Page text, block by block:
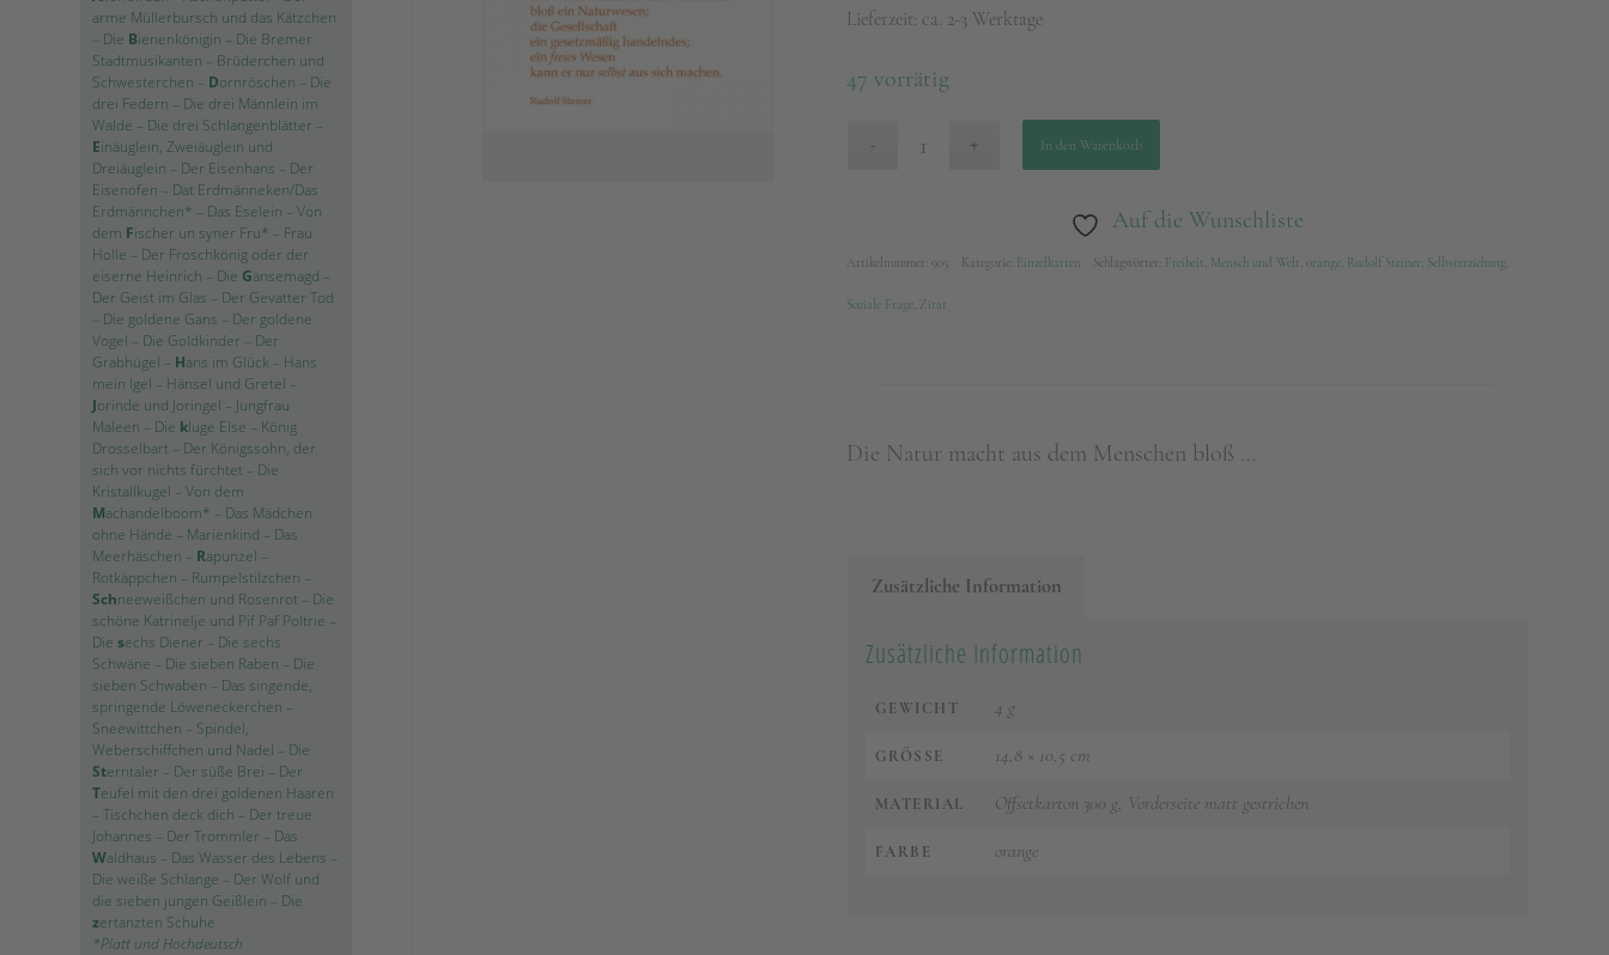
Lieferzeit: ca. 2-3 Werktage
47 vorrätig
In den Warenkorb
Auf die Wunschliste
Artikelnummer: 905 Kategorie: Einzelkarten Schlagwörter: Freiheit Mensch und Welt orange, Rudolf Steiner Selbsterziehung
Soziale Frage, Zitat
Die Natur macht aus dem Menschen bloß …
Zusätzliche Information
Zusätzliche Information
GEWICHT 4 g
GRÖSSE 14,8 × 10,5 cm
MATERIAL Offsetkarton 300 g, Vorderseite matt gestrichen
FARBE orange
arme Müllerbursch und das Kätzchen
– Die Bienenkönigin – Die Bremer
Stadtmusikanten – Brüderchen und
Schwesterchen – Dornröschen – Die
drei Federn – Die drei Männlein im
Walde – Die drei Schlangenblätter –
Einäuglein, Zweiäuglein und
Dreiäuglein – Der Eisenhans – Der
Eisenofen – Dat Erdmänneken/Das
Erdmännchen* – Das Eselein – Von
dem Fischer un syner Fru* – Frau
Holle – Der Froschkönig oder der
eiserne Heinrich – Die Gänsemagd –
Der Geist im Glas – Der Gevatter Tod
– Die goldene Gans – Der goldene
Vogel – Die Goldkinder – Der
Grabhügel – Hans im Glück – Hans
mein Igel – Hänsel und Gretel –
Jorinde und Joringel – Jungfrau
Maleen – Die kluge Else – König
Drosselbart – Der Königssohn, der
sich vor nichts fürchtet – Die
Kristallkugel – Von dem
Machandelboom* – Das Mädchen
ohne Hände – Marienkind – Das
Meerhäschen – Rapunzel –
Rotkäppchen – Rumpelstilzchen –
Schneeweißchen und Rosenrot – Die
schöne Katrinelje und Pif Paf Poltrie –
Die sechs Diener – Die sechs
Schwäne – Die sieben Raben – Die
sieben Schwaben – Das singende,
springende Löweneckerchen –
Sneewittchen – Spindel,
Weberschiffchen und Nadel – Die
Sterntaler – Der süße Brei – Der
Teufel mit den drei goldenen Haaren
– Tischchen deck dich – Der treue
Johannes – Der Trommler – Das
Waldhaus – Das Wasser des Lebens –
Die weiße Schlange – Der Wolf und
die sieben jungen Geißlein – Die
zertanzten Schuhe
*Platt und Hochdeutsch